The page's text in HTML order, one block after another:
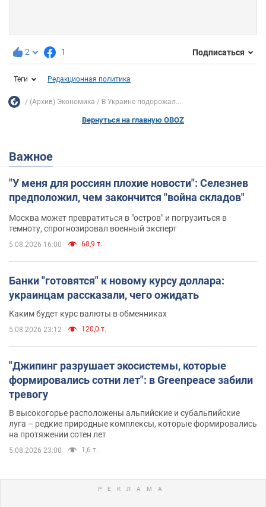
2 1 Подписаться
Теги Редакционная политика
(Архив) Экономика В Украине подорожал...
Вернуться на главную OBOZ
Важное
"У меня для россиян плохие новости": Селезнев
предположил, чем закончится "война складов"
Москва может превратиться в "остров" и погрузиться в
темноту, спрогнозировал военный эксперт
5.08.2026 16:00 60,9 т.
Банки "готовятся" к новому курсу доллара:
украинцам рассказали, чего ожидать
Каким будет курс валюты в обменниках
5.08.2026 23:12 120,0 т.
"Джипинг разрушает экосистемы, которые
формировались сотни лет": в Greenpeace забили
тревогу
В высокогорье расположены альпийские и субальпийские
луга – редкие природные комплексы, которые формировались
на протяжении сотен лет
5.08.2026 23:00 1,6 т.